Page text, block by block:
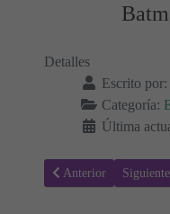
Detalles
Escrito por:
Categoría:
Última
Artículo anterior:
Anterior Artículo
Siguiente